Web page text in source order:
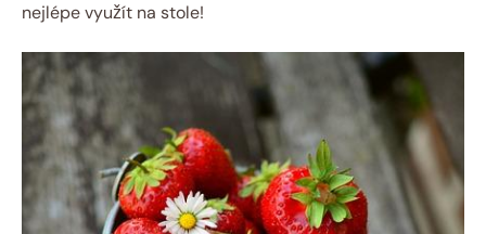
nejlépe využít na stole!